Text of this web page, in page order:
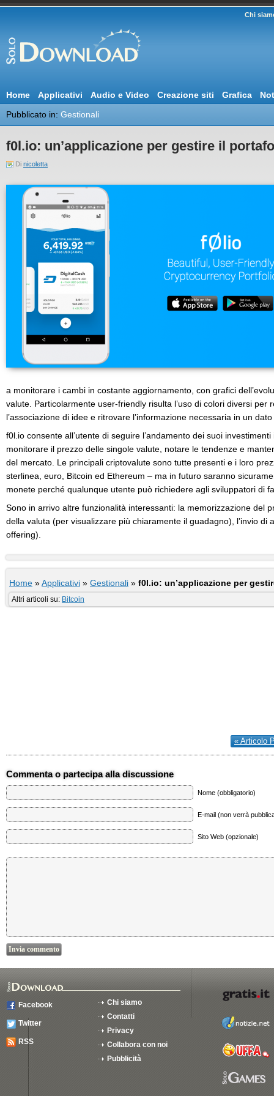
Chi
Home Applicativi Audio e Video Creazione siti Grafica
Pubblicato in: Gestionali
f0l.io: un’applicazione per gestire il
Di nicoletta
a monitorare i cambi in costante aggiornamento, con grafici
valute. Particolarmente user-friendly risulta l’uso di colori diversi per
l’associazione di idee e ritrovare l’informazione necessaria in un
f0l.io consente all’utente di seguire l’andamento dei suoi
monitorare il prezzo delle singole valute, notare le tendenze e
del mercato. Le principali criptovalute sono tutte presenti e i loro
sterlinea, euro, Bitcoin ed Ethereum – ma in futuro saranno
monete perché qualunque utente può richiedere agli sviluppatori di
Sono in arrivo altre funzionalità interessanti: la memorizzazione del
della valuta (per visualizzare più chiaramente il guadagno), l’invio di
offering).
Home »Applicativi » Gestionali » f0l.io: un’applicazione per
Altri articoli su: Bitcoin
« Articolo
Commenta o partecipa alla discussione
Nome (obbligatorio)
E-mail (non verrà
Sito Web (opzionale)
Facebook
Twitter
RSS
Chi siamo
Contatti
Privacy
Collabora con noi
Pubblicità